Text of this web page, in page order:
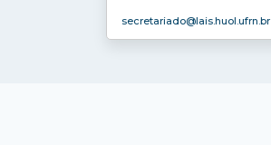
secretariado@lais.huol.ufrn.br